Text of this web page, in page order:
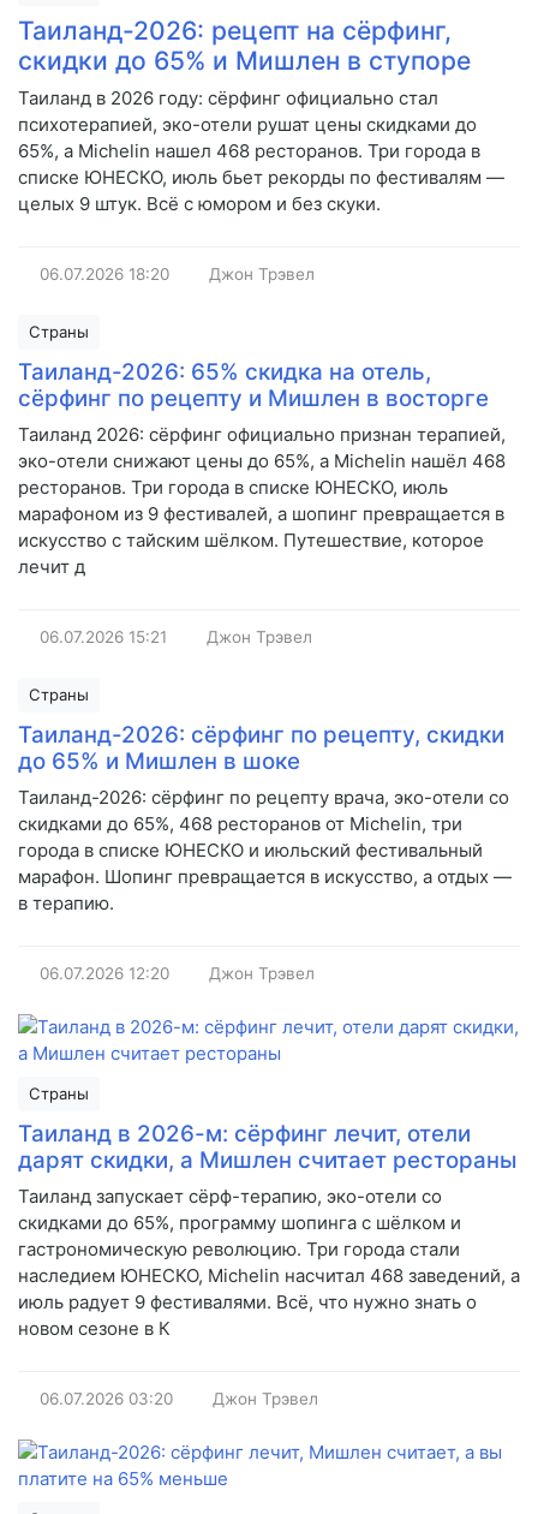
Таиланд-2026: рецепт на сёрфинг,
скидки до 65% и Мишлен в ступоре
Таиланд в 2026 году: сёрфинг официально стал
психотерапией, эко-отели рушат цены скидками до
65%, а Michelin нашел 468 ресторанов. Три города в
списке ЮНЕСКО, июль бьет рекорды по фестивалям —
целых 9 штук. Всё с юмором и без скуки.
06.07.2026 18:20 Джон Трэвел
Страны
Таиланд-2026: 65% скидка на отель,
сёрфинг по рецепту и Мишлен в восторге
Таиланд 2026: сёрфинг официально признан терапией,
эко-отели снижают цены до 65%, а Michelin нашёл 468
ресторанов. Три города в списке ЮНЕСКО, июль
марафоном из 9 фестивалей, а шопинг превращается в
искусство с тайским шёлком. Путешествие, которое
лечит д
06.07.2026 15:21 Джон Трэвел
Страны
Таиланд-2026: сёрфинг по рецепту, скидки
до 65% и Мишлен в шоке
Таиланд-2026: сёрфинг по рецепту врача, эко-отели со
скидками до 65%, 468 ресторанов от Michelin, три
города в списке ЮНЕСКО и июльский фестивальный
марафон. Шопинг превращается в искусство, а отдых —
в терапию.
06.07.2026 12:20 Джон Трэвел
Страны
Таиланд в 2026-м: сёрфинг лечит, отели
дарят скидки, а Мишлен считает рестораны
Таиланд запускает сёрф-терапию, эко-отели со
скидками до 65%, программу шопинга с шёлком и
гастрономическую революцию. Три города стали
наследием ЮНЕСКО, Michelin насчитал 468 заведений, а
июль радует 9 фестивалями. Всё, что нужно знать о
новом сезоне в К
06.07.2026 03:20 Джон Трэвел